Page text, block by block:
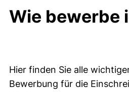
Wie bewerbe
Wie bewerbe
Hier finden Sie alle
Bewerbung für die